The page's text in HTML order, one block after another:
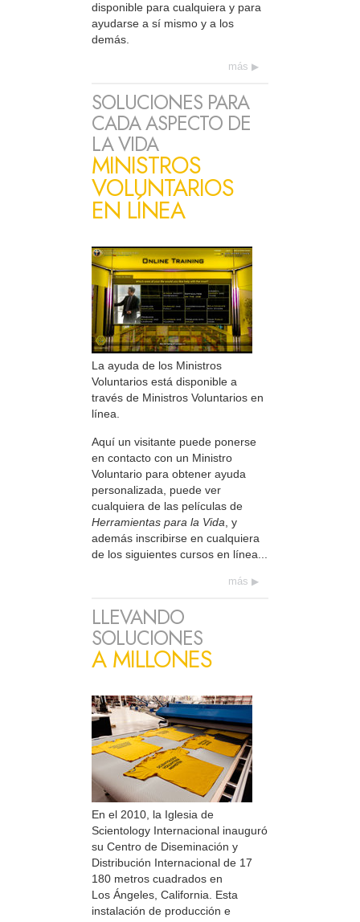
disponible para cualquiera y para
ayudarse a sí mismo y a los
demás.
más
SOLUCIONES PARA
CADA ASPECTO DE
LA VIDA
MINISTROS
VOLUNTARIOS
EN LÍNEA
La ayuda de los Ministros
Voluntarios está disponible a
través de Ministros Voluntarios en
línea.
Aquí un visitante puede ponerse
en contacto con un Ministro
Voluntario para obtener ayuda
personalizada, puede ver
cualquiera de las películas de
Herramientas para la Vida , y
además inscribirse en cualquiera
de los siguientes cursos en línea...
más
LLEVANDO
SOLUCIONES
A MILLONES
En el 2010, la Iglesia de
Scientology Internacional inauguró
su Centro de Diseminación y
Distribución Internacional de 17
180 metros cuadrados en
Los Ángeles, California. Esta
instalación de producción e